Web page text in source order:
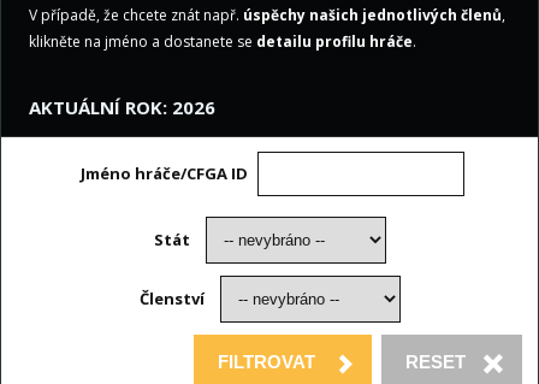
V případě, že chcete znát např. úspěchy našich jednotlivých členů,
klikněte na jméno a dostanete se detailu profilu hráče.
AKTUÁLNÍ ROK: 2026
Jméno hráče/CFGA ID
Stát
Členství